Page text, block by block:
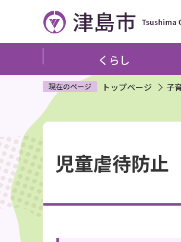
ペ
ジ
で
す
くらし
現在のページ トップページ 子
文
こ
こ
か
ら
児童虐待防止